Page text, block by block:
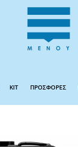
Menu
KIT ΠΡΟΣΦΟΡΕΣ